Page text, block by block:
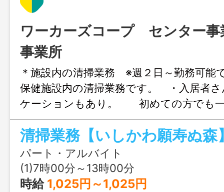
ワーカーズコープ センター
事業所
＊施設内の清掃業務 ※週２日～勤務可
保健施設内の清掃業務です。 ・入居者
ケーションもあり。 初めての方でも一
って一から学んでいけます。 長く勤め
ので、ぜひ一緒に頑張ってまいりまし
応援求人』 高年齢者の採用も積極的に
年者も高齢者も是非ご応募下さい。
＜変更範囲：変更なし＞
パート・アルバイト
(1)7時00分～13時00分
時給 1,025円～1,025円